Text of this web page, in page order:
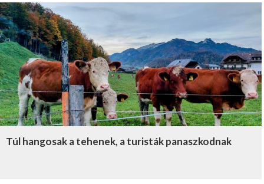
Túl hangosak a tehenek, a turisták panaszkodnak